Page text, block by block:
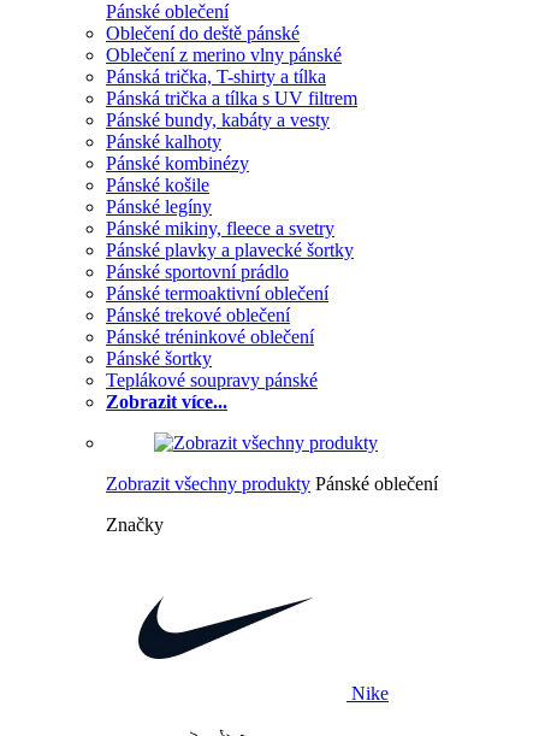
Pánské oblečení
Oblečení do deště pánské
Oblečení z merino vlny pánské
Pánská trička, T-shirty a tílka
Pánská trička a tílka s UV filtrem
Pánské bundy, kabáty a vesty
Pánské kalhoty
Pánské kombinézy
Pánské košile
Pánské legíny
Pánské mikiny, fleece a svetry
Pánské plavky a plavecké šortky
Pánské sportovní prádlo
Pánské termoaktivní oblečení
Pánské trekové oblečení
Pánské tréninkové oblečení
Pánské šortky
Teplákové soupravy pánské
Zobrazit více...
Zobrazit všechny produkty Pánské oblečení
Značky
Nike